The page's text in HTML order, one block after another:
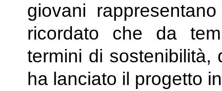
giovani
ricordato che da
termini di sostenibilità,
ha lanciato il progetto